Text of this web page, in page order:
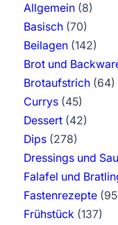
Allgemein(8)
Basisch(70)
Beilagen(142)
Brot und
Brotaufstrich(64)
Currys(45)
Dessert(42)
Dips(278)
Dressings und
Falafel und
Fastenrezepte
Frühstück (137)